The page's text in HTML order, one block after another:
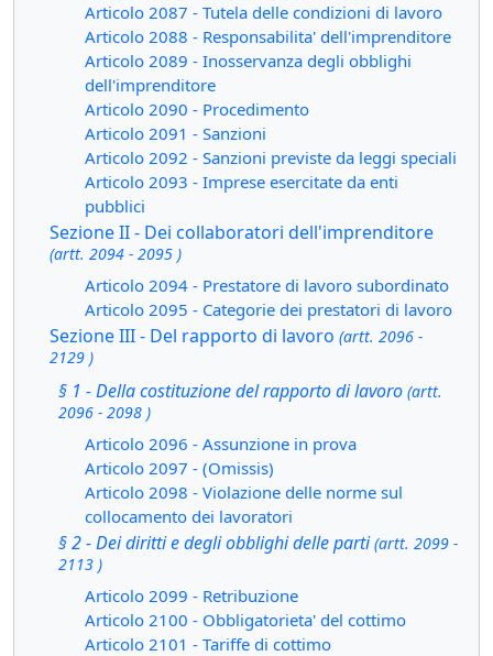
Articolo 2087 - Tutela delle condizioni di lavoro
Articolo 2088 - Responsabilita' dell'imprenditore
Articolo 2089 - Inosservanza degli obblighi
dell'imprenditore
Articolo 2090 - Procedimento
Articolo 2091 - Sanzioni
Articolo 2092 - Sanzioni previste da leggi speciali
Articolo 2093 - Imprese esercitate da enti
pubblici
Sezione II - Dei collaboratori dell'imprenditore
(artt. 2094 - 2095 )
Articolo 2094 - Prestatore di lavoro subordinato
Articolo 2095 - Categorie dei prestatori di lavoro
Sezione III - Del rapporto di lavoro (artt. 2096 -
2129 )
§ 1 - Della costituzione del rapporto di lavoro (artt.
2096 - 2098 )
Articolo 2096 - Assunzione in prova
Articolo 2097 - (Omissis)
Articolo 2098 - Violazione delle norme sul
collocamento dei lavoratori
§ 2 - Dei diritti e degli obblighi delle parti(artt. 2099 -
2113 )
Articolo 2099 - Retribuzione
Articolo 2100 - Obbligatorieta' del cottimo
Articolo 2101 - Tariffe di cottimo